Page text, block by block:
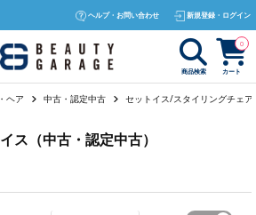
ヘルプ・お問い合わせ 新規登録・ログイン
商品検索 カート
0
ヘア 中古・認定中古 セットイス/スタイリングチェ
ス（中古・認定中古）